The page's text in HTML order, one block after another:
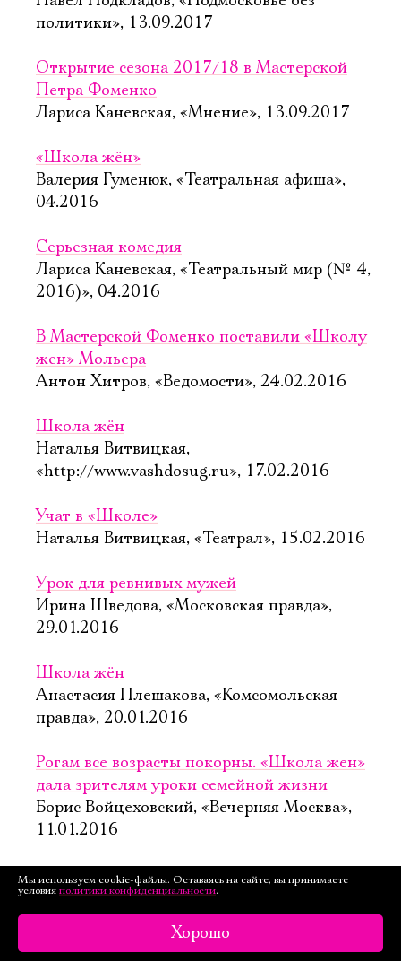
политики», 13.09.2017
Открытие сезона 2017/18 в Мастерской
Петра Фоменко
Лариса Каневская, «Мнение», 13.09.2017
«Школа жён»
Валерия Гуменюк, «Театральная афиша»,
04.2016
Серьезная комедия
Лариса Каневская, «Театральный мир (№ 4,
2016)», 04.2016
В Мастерской Фоменко поставили «Школу
жен» Мольера
Антон Хитров, «Ведомости», 24.02.2016
Школа жён
Наталья Витвицкая,
«http://www.vashdosug.ru», 17.02.2016
Учат в «Школе»
Наталья Витвицкая, «Театрал», 15.02.2016
Урок для ревнивых мужей
Ирина Шведова, «Московская правда»,
29.01.2016
Школа жён
Анастасия Плешакова, «Комсомольская
правда», 20.01.2016
Рогам все возрасты покорны. «Школа жен»
дала зрителям уроки семейной жизни
Борис Войцеховский, «Вечерняя Москва»,
11.01.2016
Рыбный день – это не только четверг
А. Мирошниченко, «http://www.teatron-
journal.ru», 1.04.2015
Мы используем cookie-файлы. Оставаясь на сайте, вы принимаете
условия политики конфиденциальности.
Хорошо